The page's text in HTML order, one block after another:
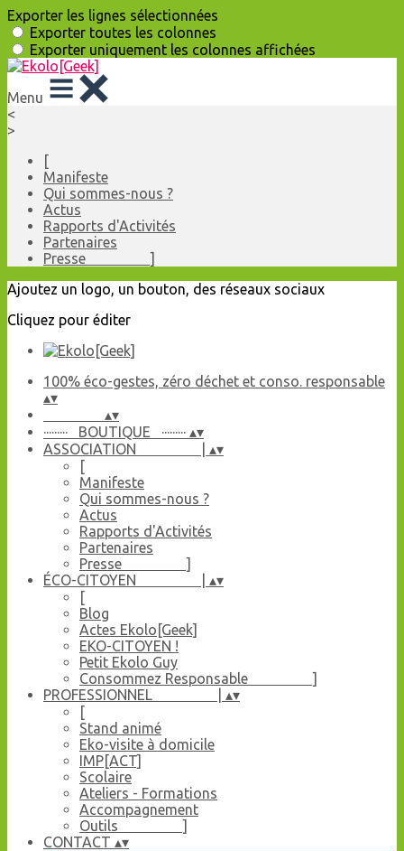
Exporter les lignes sélectionnées
Exporter toutes les colonnes
Exporter uniquement les colonnes affichées
Menu
<
>
[
Manifeste
Qui sommes-nous ?
Actus
Rapports d'Activités
Partenaires
Presse ]
Ajoutez un logo, un bouton, des réseaux sociaux
Cliquez pour éditer
100% éco-gestes, zéro déchet et conso. responsable
▴▾
▴▾
········· BOUTIQUE ········· ▴▾
ASSOCIATION | ▴▾
[
Manifeste
Qui sommes-nous ?
Actus
Rapports d'Activités
Partenaires
Presse ]
ÉCO-CITOYEN | ▴▾
[
Blog
Actes Ekolo[Geek]
EKO-CITOYEN !
Petit Ekolo Guy
Consommez Responsable ]
PROFESSIONNEL | ▴▾
[
Stand animé
Eko-visite à domicile
IMP[ACT]
Scolaire
Ateliers - Formations
Accompagnement
Outils ]
CONTACT ▴▾